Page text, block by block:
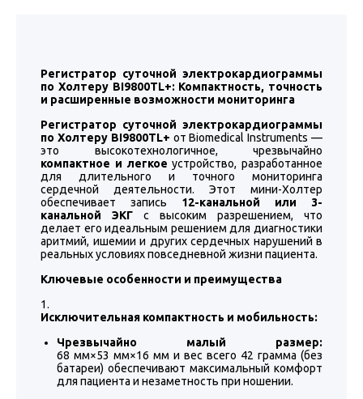
Регистратор суточной электрокардиограммы
по Холтеру BI9800TL+: Компактность, точность
и расширенные возможности мониторинга
Регистратор суточной электрокардиограммы
по Холтеру BI9800TL+ от Biomedical Instruments —
это высокотехнологичное, чрезвычайно
компактное и легкое устройство, разработанное
для длительного и точного мониторинга
сердечной деятельности. Этот мини-Холтер
обеспечивает запись 12-канальной или 3-
канальной ЭКГ с высоким разрешением, что
делает его идеальным решением для диагностики
аритмий, ишемии и других сердечных нарушений в
реальных условиях повседневной жизни пациента.
Ключевые особенности и преимущества
Исключительная компактность и мобильность:
Чрезвычайно малый размер:
68 мм×53 мм×16 мм и вес всего 42 грамма (без
батареи) обеспечивают максимальный комфорт
для пациента и незаметность при ношении.